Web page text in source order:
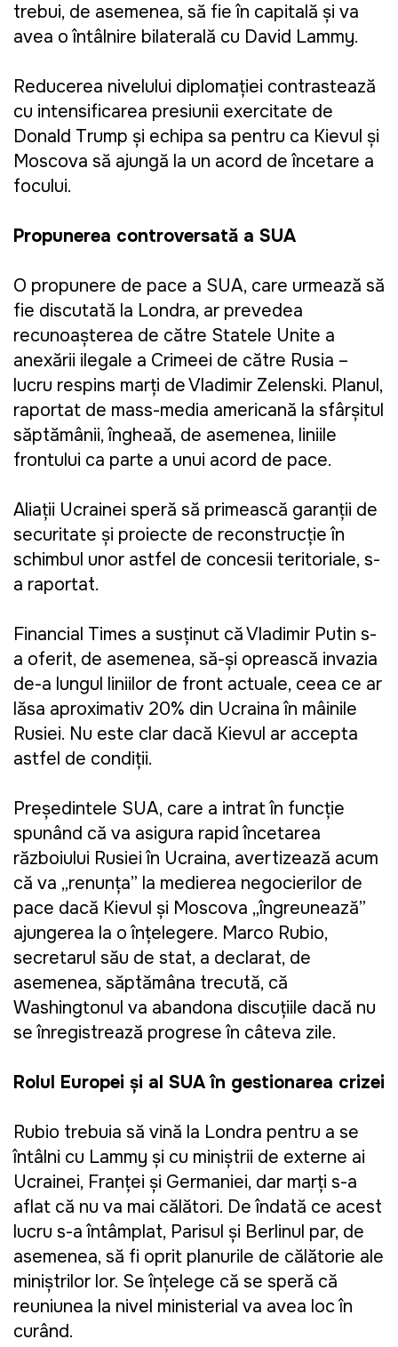
trebui, de asemenea, să fie în capitală și va
avea o întâlnire bilaterală cu David Lammy.
Reducerea nivelului diplomației contrastează
cu intensificarea presiunii exercitate de
Donald Trump și echipa sa pentru ca Kievul și
Moscova să ajungă la un acord de încetare a
focului.
Propunerea controversată a SUA
O propunere de pace a SUA, care urmează să
fie discutată la Londra, ar prevedea
recunoașterea de către Statele Unite a
anexării ilegale a Crimeei de către Rusia –
lucru respins marți de Vladimir Zelenski. Planul,
raportat de mass-media americană la sfârșitul
săptămânii, îngheață, de asemenea, liniile
frontului ca parte a unui acord de pace.
Aliații Ucrainei speră să primească garanții de
securitate și proiecte de reconstrucție în
schimbul unor astfel de concesii teritoriale, s-
a raportat.
Financial Times a susținut că Vladimir Putin s-
a oferit, de asemenea, să-și oprească invazia
de-a lungul liniilor de front actuale, ceea ce ar
lăsa aproximativ 20% din Ucraina în mâinile
Rusiei. Nu este clar dacă Kievul ar accepta
astfel de condiții.
Președintele SUA, care a intrat în funcție
spunând că va asigura rapid încetarea
războiului Rusiei în Ucraina, avertizează acum
că va „renunța” la medierea negocierilor de
pace dacă Kievul și Moscova „îngreunează”
ajungerea la o înțelegere. Marco Rubio,
secretarul său de stat, a declarat, de
asemenea, săptămâna trecută, că
Washingtonul va abandona discuțiile dacă nu
se înregistrează progrese în câteva zile.
Rolul Europei și al SUA în gestionarea crizei
Rubio trebuia să vină la Londra pentru a se
întâlni cu Lammy și cu miniștrii de externe ai
Ucrainei, Franței și Germaniei, dar marți s-a
aflat că nu va mai călători. De îndată ce acest
lucru s-a întâmplat, Parisul și Berlinul par, de
asemenea, să fi oprit planurile de călătorie ale
miniștrilor lor. Se înțelege că se speră că
reuniunea la nivel ministerial va avea loc în
curând.